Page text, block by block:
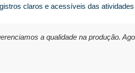
claros e acessíveis das
a qualidade na produção.